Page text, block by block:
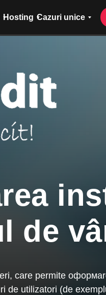
Hosting Cazuri unice
de
care permite
de utilizatori (de